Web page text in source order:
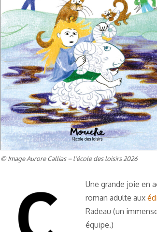
© Image Aurore Callias – l’école des loisirs 2026
Une grande joie en
roman adulte aux
Radeau (un
équipe.)